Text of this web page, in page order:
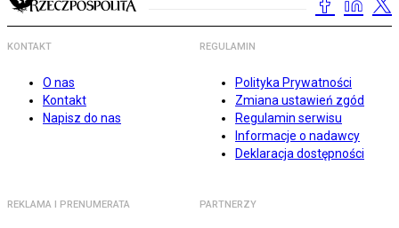
KONTAKT
O nas
Kontakt
Napisz do nas
REGULAMIN
Polityka Prywatności
Zmiana ustawień zgód
Regulamin serwisu
Informacje o nadawcy
Deklaracja dostępności
REKLAMA I PRENUMERATA PARTNERZY